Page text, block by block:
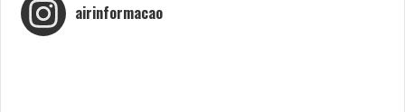
airinformacao